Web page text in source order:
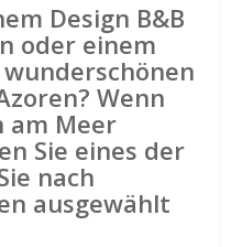
Design B&B
oder einem
Wenn
am Meer
Sie eines der
nach
ausgewählt